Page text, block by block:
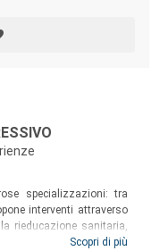
specializzazioni: tra
interventi attraverso
rieducazione sanitaria,
relazione d’aiuto. Il
Scopri di più